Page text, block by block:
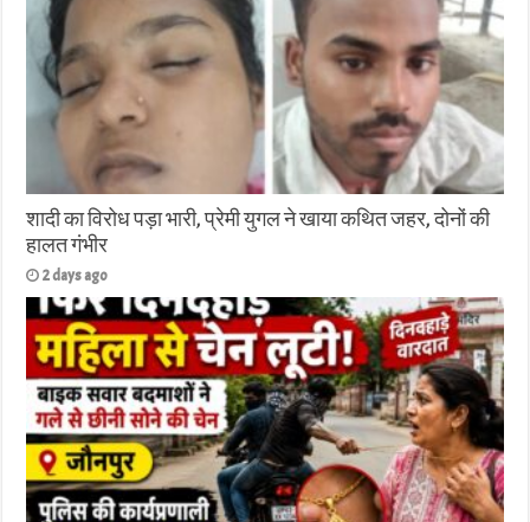
शादी का विरोध पड़ा भारी, प्रेमी युगल ने खाया कथित जहर, दोनों की
हालत गंभीर
2 days ago